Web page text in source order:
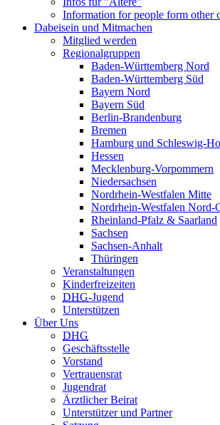
Information for people form other
Dabeisein und Mitmachen
Mitglied werden
Regionalgruppen
Baden-Württemberg Nord
Baden-Württemberg Süd
Bayern Nord
Bayern Süd
Berlin-Brandenburg
Bremen
Hamburg und Schleswig-
Hessen
Mecklenburg-Vorpommern
Niedersachsen
Nordrhein-Westfalen Mitte
Nordrhein-Westfalen Nord-
Rheinland-Pfalz & Saarland
Sachsen
Sachsen-Anhalt
Thüringen
Veranstaltungen
Kinderfreizeiten
DHG-Jugend
Unterstützen
Über Uns
DHG
Geschäftsstelle
Vorstand
Vertrauensrat
Jugendrat
Ärztlicher Beirat
Unterstützer und Partner